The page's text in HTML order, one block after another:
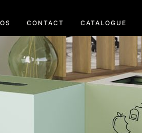
CONTACT CATALOGUE